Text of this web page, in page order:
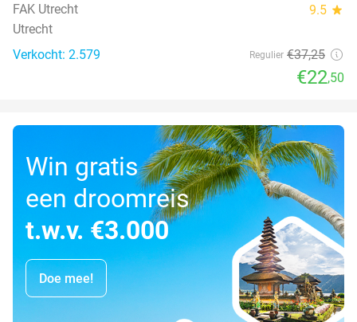
FAK Utrecht 9.5 star
Utrecht
Verkocht: 2.579
Regulier €37,25
€22,50
Win gratis
een droomreis
t.w.v. €3.000
Doe mee!